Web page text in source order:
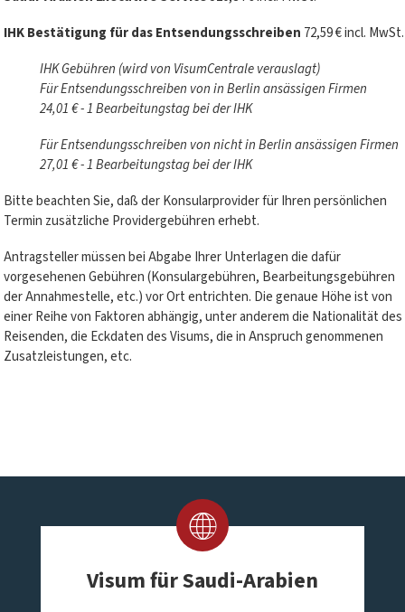
IHK Bestätigung für das Entsendungsschreiben 72,59 € incl. MwSt.
IHK Gebühren (wird von VisumCentrale verauslagt)
Für Entsendungsschreiben von in Berlin ansässigen Firmen
24,01 € - 1 Bearbeitungstag bei der IHK
Für Entsendungsschreiben von nicht in Berlin ansässigen Firmen
27,01 € - 1 Bearbeitungstag bei der IHK
Bitte beachten Sie, daß der Konsularprovider für Ihren persönlichen
Termin zusätzliche Providergebühren erhebt.
Antragsteller müssen bei Abgabe Ihrer Unterlagen die dafür
vorgesehenen Gebühren (Konsulargebühren, Bearbeitungsgebühren
der Annahmestelle, etc.) vor Ort entrichten. Die genaue Höhe ist von
einer Reihe von Faktoren abhängig, unter anderem die Nationalität des
Reisenden, die Eckdaten des Visums, die in Anspruch genommenen
Zusatzleistungen, etc.
Visum für Saudi-Arabien